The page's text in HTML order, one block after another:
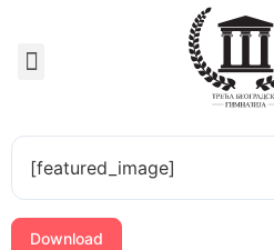
[featured_image]
Download